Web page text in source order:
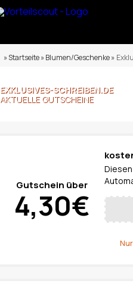
» Startseite » Blumen/Geschenke »
EXKLUSIVES-SCHREIBEN.DE
AKTUELLE GUTSCHEINE
Gutschein über
4,30€